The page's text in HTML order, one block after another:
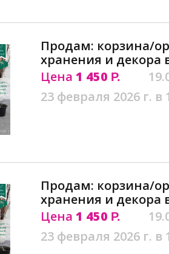
Продам: корзина/
хранения и декора
Цена 1 450 Р.
23 февраля 2026 г. в
Продам: корзина/
хранения и декора
Цена 1 450 Р.
23 февраля 2026 г. в